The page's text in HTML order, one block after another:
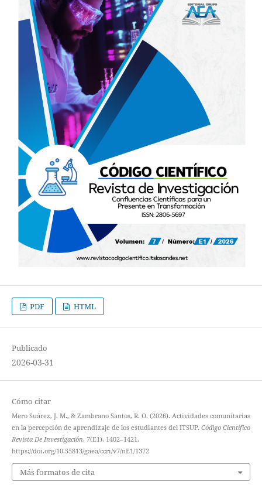
PDF HTML
Publicado
2026-03-31
Cómo citar
Mero Suárez, J. M., & Zambrano Santos, R. O. (2026). Actividades comunitarias
en la percepción de aprendizaje de los estudiantes del ITSUP. Código Científico
Revista De Investigación, 7(E1), 1402–1421.
https://doi.org/10.55813/gaea/ccri/v7/nE1/1372
Más formatos de cita